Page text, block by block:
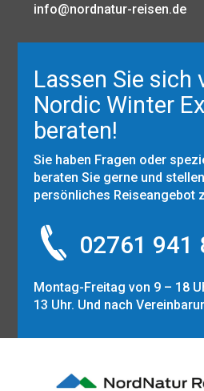
info@nordnatur-reisen.de
Lassen Sie sich
Nordic Winter
beraten!
Sie haben Fragen oder
beraten Sie gerne und
persönliches Reiseangebot
02761 941
Montag-Freitag von 9 – 18
13 Uhr. Und nach